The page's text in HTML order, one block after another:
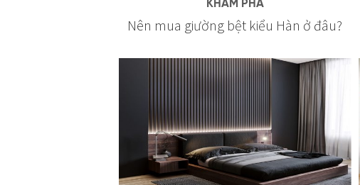
KHÁM PHÁ
Nên mua giường bệt kiểu Hàn ở đâu?